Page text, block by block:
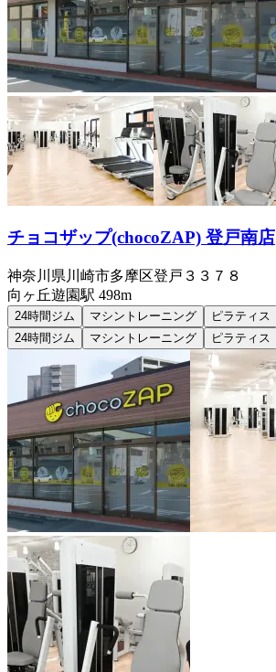
チョコザップ(chocoZAP) 登戸南店
神奈川県川崎市多摩区登戸３３７８
向ヶ丘遊園駅 498m
24時間ジム マシントレーニング ピラティス
24時間ジム
マシントレーニング ピラティス